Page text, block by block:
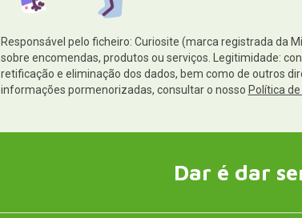
Responsável pelo ficheiro: Curiosite (marca registrada da
sobre encomendas, produtos ou serviços. Legitimidade:
retificação e eliminação dos dados, bem como de outros
informações pormenorizadas, consultar o nosso Política
Dar é dar